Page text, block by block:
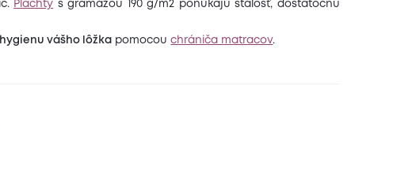
Plachty s gramážou 190 g/m2 ponúkajú stálosť, dostatočnú
vášho lôžka pomocouchrániča matracov.